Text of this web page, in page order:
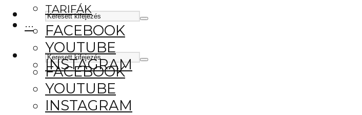
FACEBOOK
YOUTUBE
INSTAGRAM
TARIFÁK
···
FACEBOOK
YOUTUBE
INSTAGRAM